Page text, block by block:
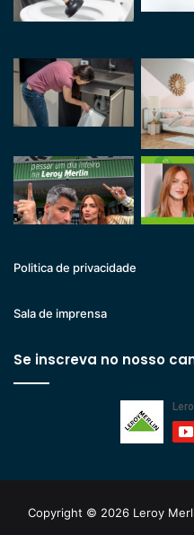
Politica de privacidade
Sala de imprensa
Se inscreva no nosso
Copyright © 2026 Leroy